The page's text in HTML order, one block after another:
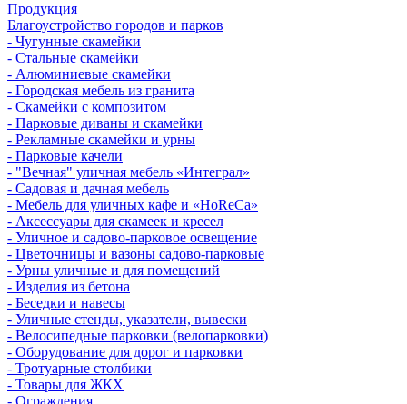
Продукция
Благоустройство городов и парков
- Чугунные скамейки
- Стальные скамейки
- Алюминиевые скамейки
- Городская мебель из гранита
- Скамейки с композитом
- Парковые диваны и скамейки
- Рекламные скамейки и урны
- Парковые качели
- "Вечная" уличная мебель «Интеграл»
- Садовая и дачная мебель
- Мебель для уличных кафе и «HoReCa»
- Аксессуары для скамеек и кресел
- Уличное и садово-парковое освещение
- Цветочницы и вазоны садово-парковые
- Урны уличные и для помещений
- Изделия из бетона
- Беседки и навесы
- Уличные стенды, указатели, вывески
- Велосипедные парковки (велопарковки)
- Оборудование для дорог и парковки
- Тротуарные столбики
- Товары для ЖКХ
- Ограждения